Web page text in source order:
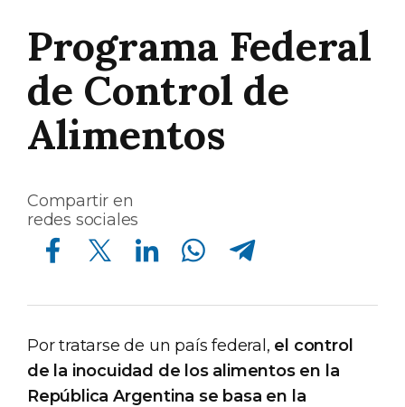
Programa Federal
de Control de
Alimentos
Compartir en
redes sociales
Compartir en Facebook Compartir en Twitter Compartir en Linkedin Compartir en Whatsapp Compartir en Telegram
Por tratarse de un país federal, el control
de la inocuidad de los alimentos en la
República Argentina se basa en la